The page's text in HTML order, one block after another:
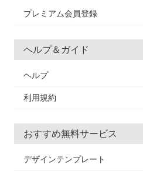
プレミアム会員登録
ヘルプ＆ガイド
ヘルプ
利用規約
おすすめ無料サービス
デザインテンプレート